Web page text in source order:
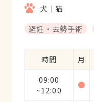
犬
猫
避妊・去勢手術
時間 月
09:00
~12:00
●